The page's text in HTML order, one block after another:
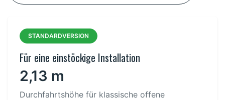
STANDARDVERSION
Für eine einstöckige Installation
2,13 m
Durchfahrtshöhe für klassische offene